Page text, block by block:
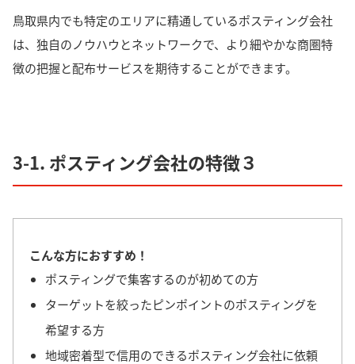
鳥取県内でも特定のエリアに精通しているポスティング会社
は、独自のノウハウとネットワークで、 より細やかな商圏特
徴の把握と配布サービスを期待することができます。
3-1. ポスティング会社の特徴３
こんな方におすすめ！
ポスティングで集客するのが初めての方
ターゲットを絞ったピンポイントのポスティングを
希望する方
地域密着型で信用のできるポスティング会社に依頼